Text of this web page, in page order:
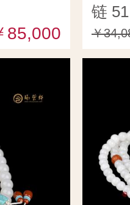
85,000
链
￥